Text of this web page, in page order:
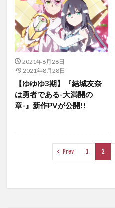
2021年8月28日
2021年8月28日
【ゆゆゆ3期】『結城友奈
は勇者である-大満開の
章-』新作PVが公開!!
Prev 1 2